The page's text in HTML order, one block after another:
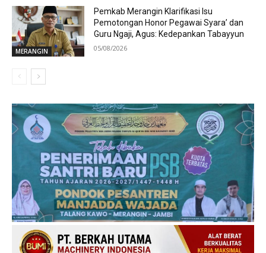
MERANGIN
Pemkab Merangin Klarifikasi Isu
Pemotongan Honor Pegawai Syara’ dan
Guru Ngaji, Agus: Kedepankan Tabayyun
05/08/2026